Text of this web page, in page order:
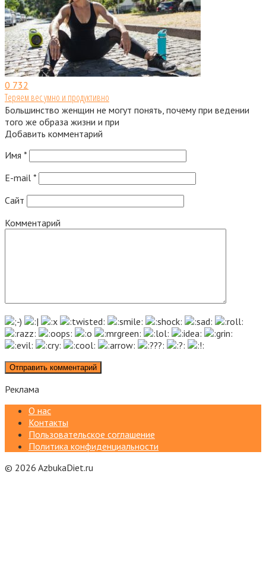
0 732
Теряем вес умно и продуктивно
Большинство женщин не могут понять, почему при ведении
того же образа жизни и при
Добавить комментарий
Имя *
E-mail *
Сайт
Комментарий
Реклама
О нас
Контакты
Пользовательское соглашение
Политика конфиденциальности
© 2026 AzbukaDiet.ru